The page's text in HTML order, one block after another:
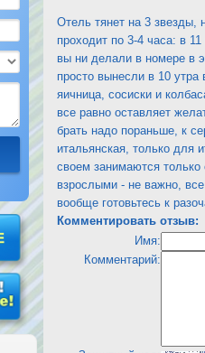
Отель тянет на 3 звезды,
проходит по 3-4 часа: в
вы ни делали в номере в
просто вынесли в 10
яичница, сосиски и
все равно оставляет
брать надо пораньше, к
итальянская, только для
своем занимаются только
взрослыми - не важно,
вообще готовьтесь к
Комментировать отзыв:
Имя:
Комментарий: